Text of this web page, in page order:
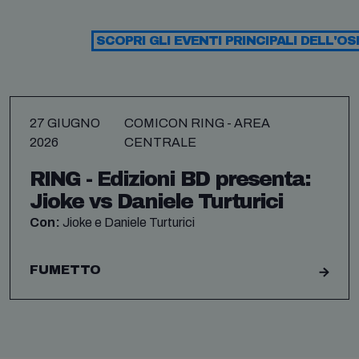
SCOPRI GLI EVENTI PRINCIPALI
27 GIUGNO
2026
COMICON RING - AREA
CENTRALE
RING - Edizioni BD presenta:
Jioke vs Daniele Turturici
Con: Jioke e Daniele Turturici
FUMETTO